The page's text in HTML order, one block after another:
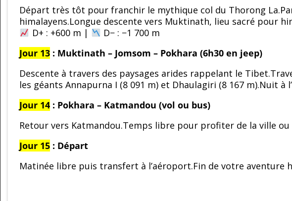
Départ très tôt pour franchir le mythique col du Thorong
himalayens.Longue descente vers Muktinath, lieu sacré pour
D+ : +600 m |
D− : −1 700 m
Jour 13 : Muktinath – Jomsom – Pokhara (6h30 en jeep)
Descente à travers des paysages arides rappelant le
les géants Annapurna I (8 091 m) et Dhaulagiri (8 167 m).Nuit à
Jour 14 : Pokhara – Katmandou (vol ou bus)
Retour vers Katmandou.Temps libre pour profiter de la ville
Jour 15 : Départ
Matinée libre puis transfert à l’aéroport.Fin de votre aventure